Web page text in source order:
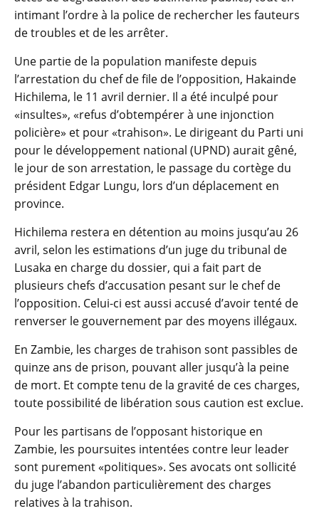
intimant l’ordre à la police de rechercher les fauteurs
de troubles et de les arrêter.
Une partie de la population manifeste depuis
l’arrestation du chef de file de l’opposition, Hakainde
Hichilema, le 11 avril dernier. Il a été inculpé pour
«insultes», «refus d’obtempérer à une injonction
policière» et pour «trahison». Le dirigeant du Parti uni
pour le développement national (UPND) aurait gêné,
le jour de son arrestation, le passage du cortège du
président Edgar Lungu, lors d’un déplacement en
province.
Hichilema restera en détention au moins jusqu’au 26
avril, selon les estimations d’un juge du tribunal de
Lusaka en charge du dossier, qui a fait part de
plusieurs chefs d’accusation pesant sur le chef de
l’opposition. Celui-ci est aussi accusé d’avoir tenté de
renverser le gouvernement par des moyens illégaux.
En Zambie, les charges de trahison sont passibles de
quinze ans de prison, pouvant aller jusqu’à la peine
de mort. Et compte tenu de la gravité de ces charges,
toute possibilité de libération sous caution est exclue.
Pour les partisans de l’opposant historique en
Zambie, les poursuites intentées contre leur leader
sont purement «politiques». Ses avocats ont sollicité
du juge l’abandon particulièrement des charges
relatives à la trahison.